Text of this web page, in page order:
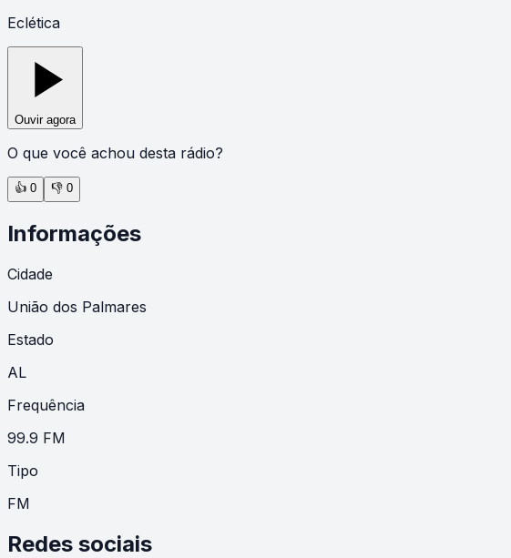
Eclética
Ouvir agora
O que você achou desta rádio?
👍 0 👎 0
Informações
Cidade
União dos Palmares
Estado
AL
Frequência
99.9 FM
Tipo
FM
Redes sociais